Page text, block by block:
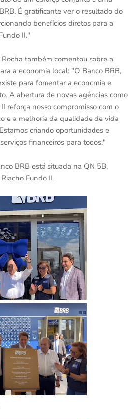
É gratificante ver o resultado do
benefícios diretos para a
II."
também comentou sobre a
a economia local: "O Banco BRB,
para fomentar a economia e
A abertura de novas agências como
reforça nosso compromisso com o
e a melhoria da qualidade de vida
criando oportunidades e
financeiros para todos."
BRB está situada na QN 5B,
Fundo II.